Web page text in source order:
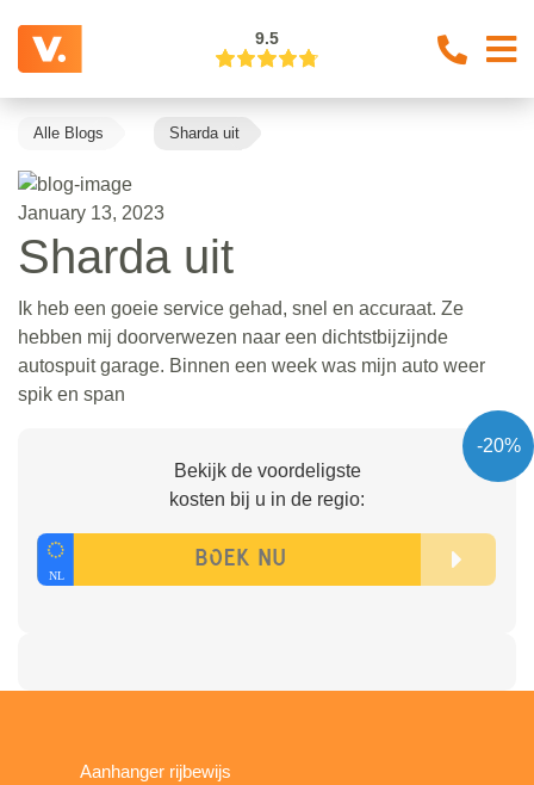
9.5
Alle Blogs Sharda uit
January 13, 2023
Sharda uit
Ik heb een goeie service gehad, snel en accuraat. Ze
hebben mij doorverwezen naar een dichtstbijzijnde
autospuit garage. Binnen een week was mijn auto weer
spik en span
-20%
Bekijk de voordeligste
kosten bij u in de regio:
Aanhanger rijbewijs